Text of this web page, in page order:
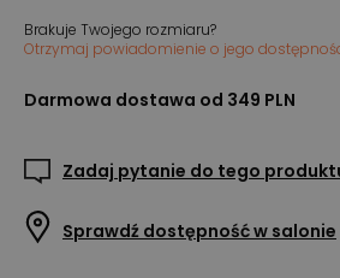
Brakuje Twojego rozmiaru?
Otrzymaj powiadomienie o jego
Darmowa dostawa od 349 PLN
Zadaj pytanie do tego
Sprawdź dostępność w salonie